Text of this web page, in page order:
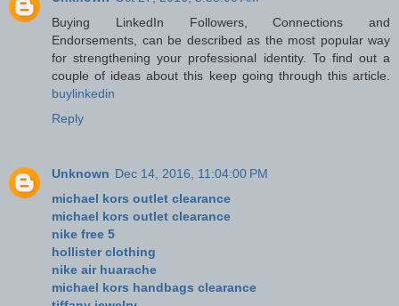
Buying LinkedIn Followers, Connections and
Endorsements, can be described as the most popular way
for strengthening your professional identity. To find out a
couple of ideas about this keep going through this article.
buylinkedin
Reply
Unknown Dec 14, 2016, 11:04:00 PM
michael kors outlet clearance
michael kors outlet clearance
nike free 5
hollister clothing
nike air huarache
michael kors handbags clearance